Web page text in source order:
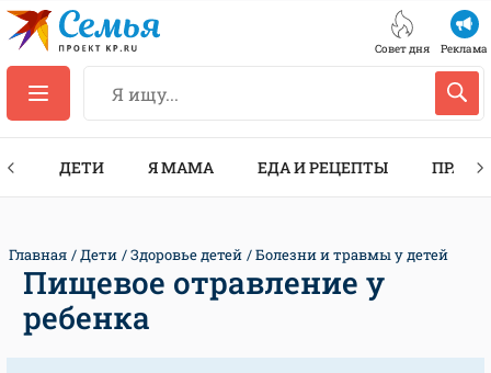
Совет дня Реклама
ДЕТИ Я МАМА ЕДА И РЕЦЕПТЫ
Главная Дети Здоровье детей Болезни и травмы у детей
Пищевое отравление у
ребенка